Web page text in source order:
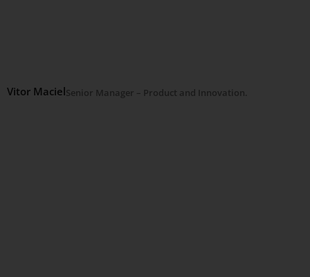
Vitor MacielSenior Manager – Product and Innovation.